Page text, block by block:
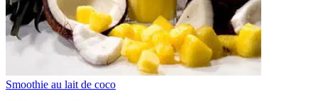
Smoothie au lait de coco